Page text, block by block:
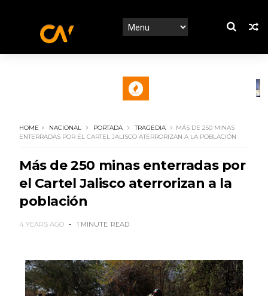
HOME NACIONAL PORTADA TRAGEDIA
MÁS DE 250 MINAS
ENTERRADAS POR EL CARTEL JALISCO ATERRORIZAN A LA POBLACIÓN
Más de 250 minas enterradas por
el Cartel Jalisco aterrorizan a la
población
4 YEARS AGO 1 MINUTE READ